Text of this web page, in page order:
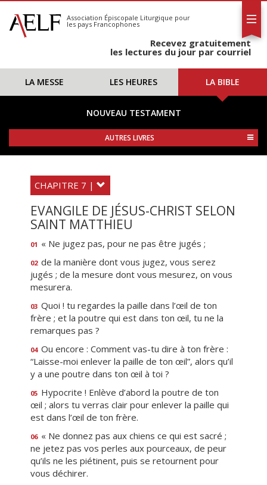
S'abonner
Calendrier
Association Épiscopale Liturgique pour
les pays Francophones
Recevez gratuitement
les lectures du jour par courriel
LA MESSE LES HEURES LA BIBLE
NOUVEAU TESTAMENT
AUTRES LIVRES
CHAPITRE 7 |
EVANGILE DE JÉSUS-CHRIST SELON
SAINT MATTHIEU
01 « Ne jugez pas, pour ne pas être jugés ;
02 de la manière dont vous jugez, vous serez
jugés ; de la mesure dont vous mesurez, on vous
mesurera.
03 Quoi ! tu regardes la paille dans l’œil de ton
frère ; et la poutre qui est dans ton œil, tu ne la
remarques pas ?
04 Ou encore : Comment vas-tu dire à ton frère :
“Laisse-moi enlever la paille de ton œil”, alors qu’il
y a une poutre dans ton œil à toi ?
05 Hypocrite ! Enlève d’abord la poutre de ton
œil ; alors tu verras clair pour enlever la paille qui
est dans l’œil de ton frère.
06 « Ne donnez pas aux chiens ce qui est sacré ;
ne jetez pas vos perles aux pourceaux, de peur
qu’ils ne les piétinent, puis se retournent pour
vous déchirer.